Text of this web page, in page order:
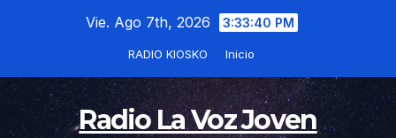
Vie. Ago 7th, 2026 3:33:41 PM
RADIO KIOSKO Inicio
Radio La Voz Joven